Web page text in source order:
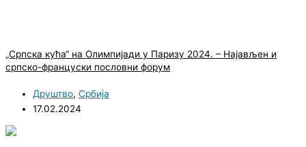
„Српска кућа“ на Олимпијади у Паризу 2024. – Најављен и
српско-француски пословни форум
Друштво, Србија
17.02.2024